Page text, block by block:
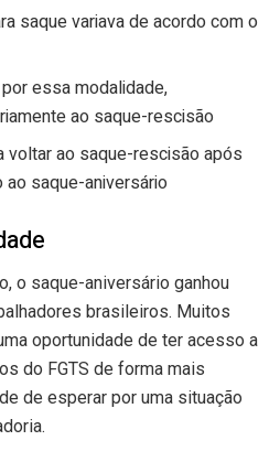
saque variava de acordo com o
essa modalidade,
ao saque-rescisão
voltar ao saque-rescisão após
saque-aniversário
o saque-aniversário ganhou
brasileiros. Muitos
oportunidade de ter acesso a
do FGTS de forma mais
de esperar por uma situação